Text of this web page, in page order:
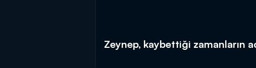
Zeynep, kaybettiği zamanların